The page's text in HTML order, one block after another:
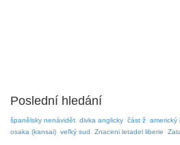
Poslední hledání
španělsky nenávidět divka anglicky část ž americký
osaka (kansai) veľký sud Znaceni letadel liberie